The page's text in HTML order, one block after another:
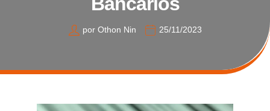
porOthon Nin 25/11/2023